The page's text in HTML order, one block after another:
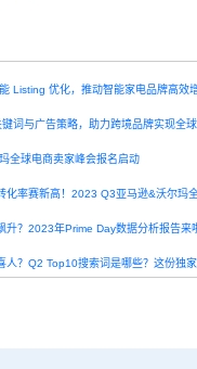
Listing 优化，推动智能家电品牌高效
全球电商卖家峰会报名启动
升？2023年Prime Day数据分析报告来